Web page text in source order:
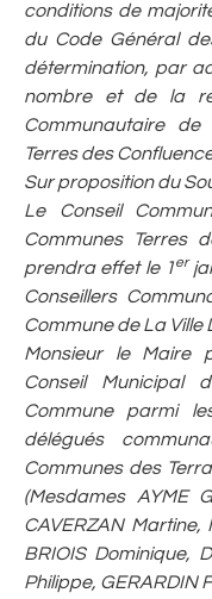
conditions de
du Code Général
détermination, par
nombre et de la
Communautaire
Terres des
Sur proposition du
Le Conseil
Communes Terres
prendra effet le 1er
Conseillers
Commune de La Ville
Monsieur le Maire
Conseil Municipal
Commune parmi
délégués
Communes des
(Mesdames AYME
CAVERZAN Martine,
BRIOIS Dominique,
Philippe, GERARDIN